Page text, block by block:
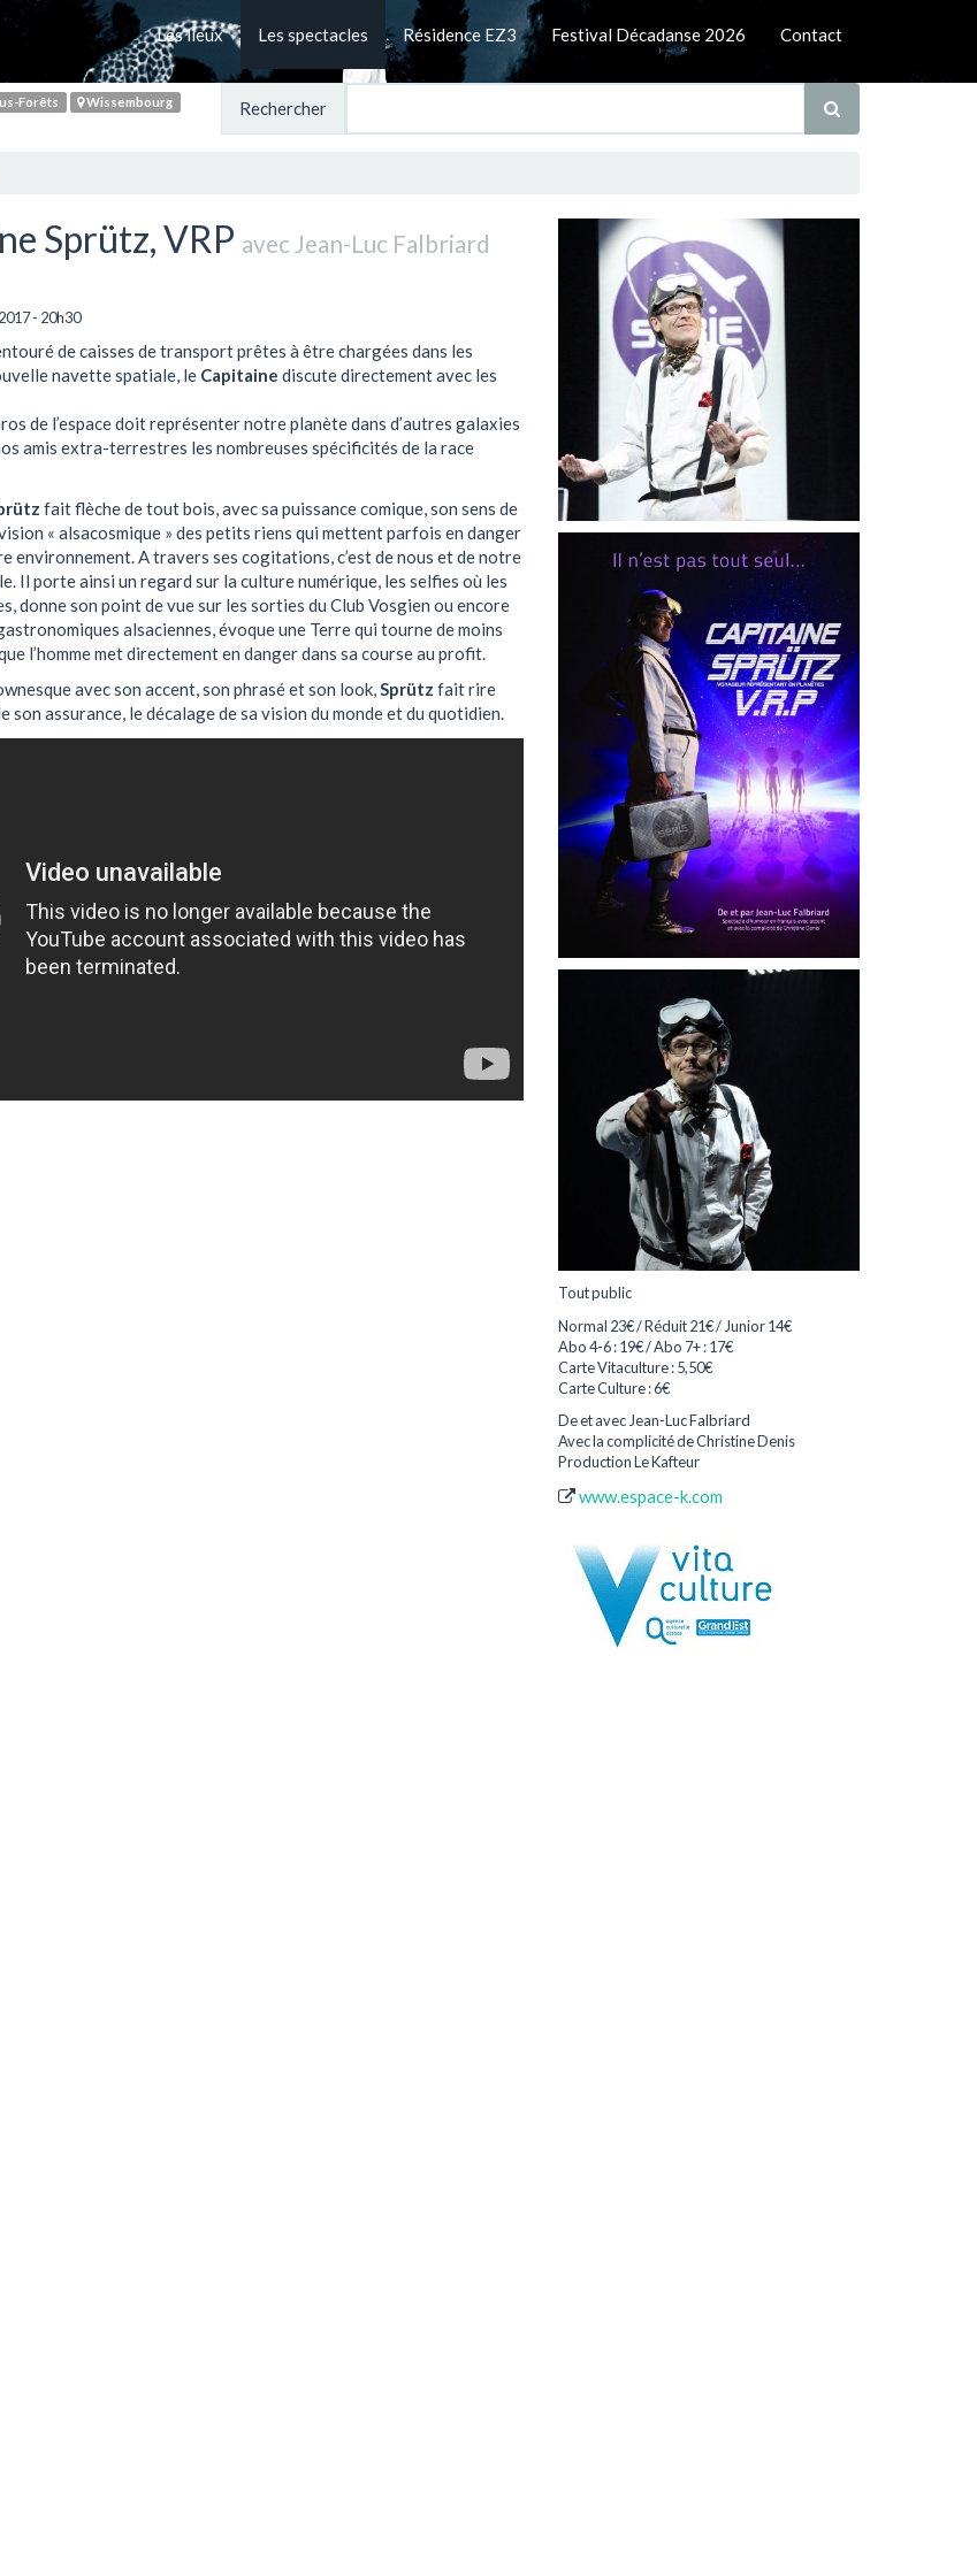
Les lieux Les spectacles Résidence EZ3 Festival Décadanse 2026 Contact
Forêts Wissembourg Rechercher
Sprütz, VRP avec Jean-Luc Falbriard
- 20h30
de caisses de transport prêtes à être chargées dans les
navette spatiale, le Capitaine discute directement avec les
de l’espace doit représenter notre planète dans d’autres galaxies
amis extra-terrestres les nombreuses spécificités de la race
fait flèche de tout bois, avec sa puissance comique, son sens de
« alsacosmique » des petits riens qui mettent parfois en danger
environnement. A travers ses cogitations, c’est de nous et de notre
Il porte ainsi un regard sur la culture numérique, les selfies où les
donne son point de vue sur les sorties du Club Vosgien ou encore
alsaciennes, évoque une Terre qui tourne de moins
l’homme met directement en danger dans sa course au profit.
avec son accent, son phrasé et son look,Sprütz fait rire
son assurance, le décalage de sa vision du monde et du quotidien.
Tout public
Normal 23€ / Réduit 21€ / Junior 14€
Abo 4-6 : 19€ / Abo 7+ : 17€
Carte Vitaculture : 5,50€
Carte Culture : 6€
De et avec Jean-Luc Falbriard
Avec la complicité de Christine Denis
Production Le Kafteur
www.espace-k.com